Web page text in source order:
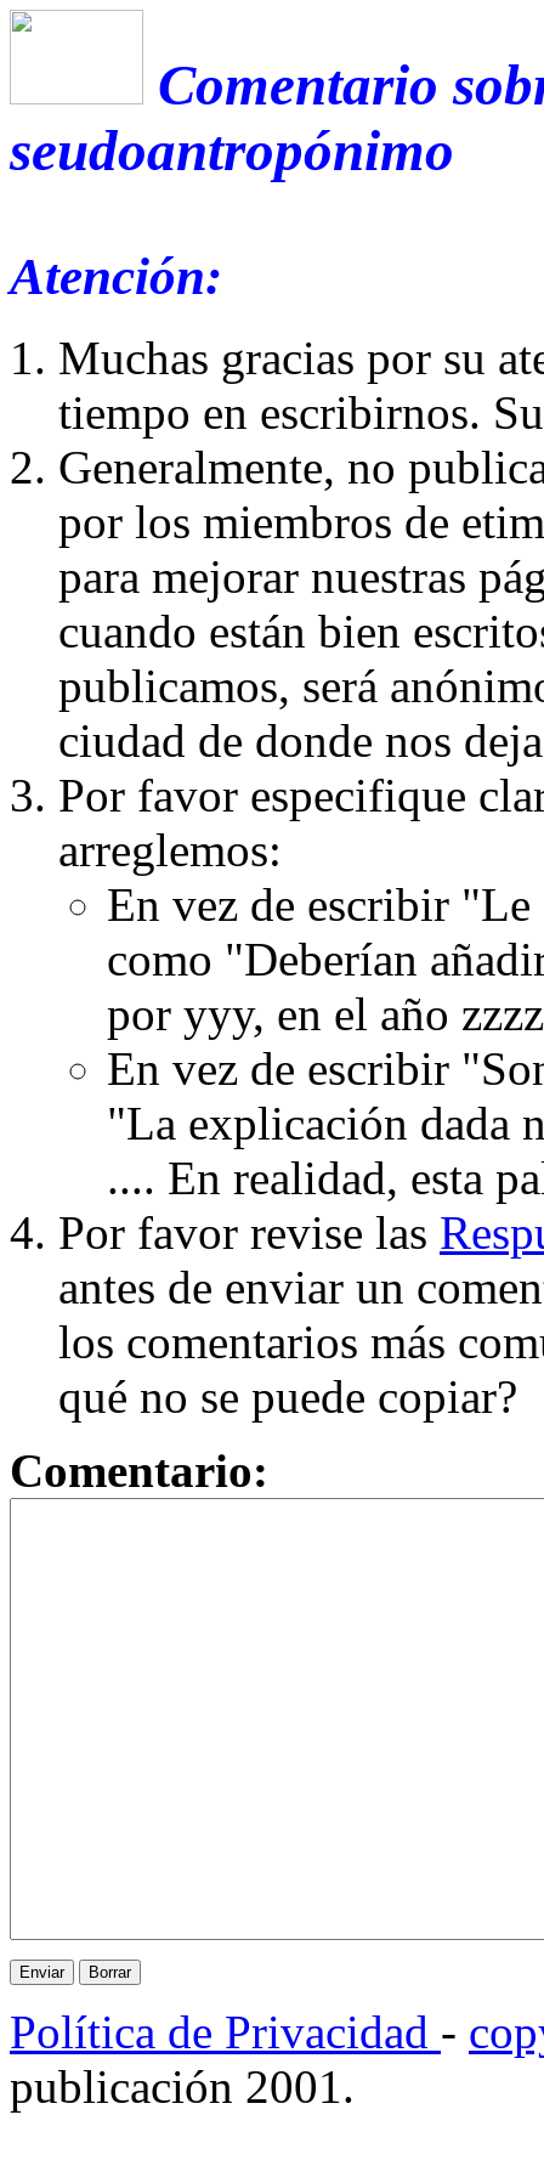
Comentario
seudoantropónimo
Atención:
Muchas gracias por su
tiempo en escribirnos.
Generalmente, no
por los miembros de
para mejorar nuestras
cuando están bien
publicamos, será
ciudad de donde nos
Por favor especifique
arreglemos:
En vez de escribir
como "Deberían
por yyy, en el año
En vez de escribir
"La explicación dada
.... En realidad, esta
Por favor revise las
antes de enviar un
los comentarios más
qué no se puede copiar?
Comentario:
Política de Privacidad -
publicación 2001.